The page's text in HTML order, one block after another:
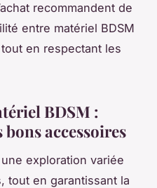
recommandent de
entre matériel BDSM
en respectant les
BDSM :
accessoires
exploration variée
tout en garantissant la